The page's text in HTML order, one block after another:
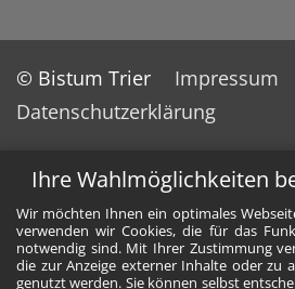
Ihre Wahlmöglichkeiten
Wir möchten Ihnen ein optimales
verwenden wir Cookies, die für das
notwendig sind. Mit Ihrer Zustimmung
die zur Anzeige externer Inhalte oder zu
genutzt werden. Sie können selbst
© Bistum Trier
Impressum
Datenschutzerklärung